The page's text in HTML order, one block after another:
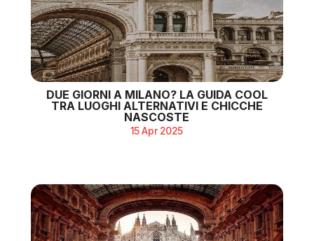
DUE GIORNI A MILANO? LA GUIDA COOL
TRA LUOGHI ALTERNATIVI E CHICCHE
NASCOSTE
15 Apr 2025